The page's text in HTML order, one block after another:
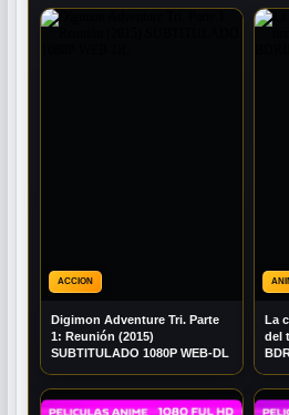
ACCION
Digimon Adventure Tri. Parte
1: Reunión (2015)
SUBTITULADO 1080P WEB-DL
La
del